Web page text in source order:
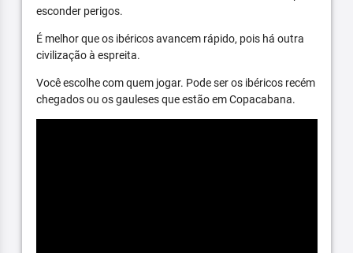
esconder perigos.
É melhor que os ibéricos avancem rápido, pois há outra
civilização à espreita.
Você escolhe com quem jogar. Pode ser os ibéricos recém
chegados ou os gauleses que estão em Copacabana.